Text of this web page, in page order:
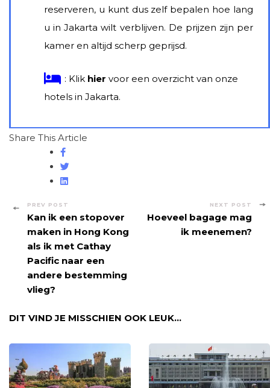
vlieg?
reserveren, u kunt dus zelf bepalen hoe lang
u in Jakarta wilt verblijven. De prijzen zijn per
kamer en altijd scherp geprijsd.
: Klik hier voor een overzicht van onze
hotels in Jakarta.
Share This Article
Post
Navigation
PREV POST
Kan ik een stopover
maken in Hong Kong
als ik met Cathay
Pacific naar een
andere bestemming
vlieg?
NEXT POST
Hoeveel bagage mag
ik meenemen?
DIT VIND JE MISSCHIEN OOK LEUK...